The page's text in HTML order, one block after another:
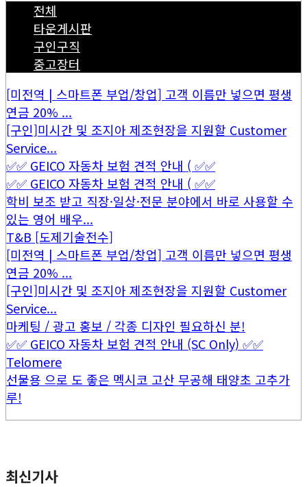
전체
타운게시판
구인구직
중고장터
[미전역 | 스마트폰 부업/창업] 고객 이름만 넣으면 평생
연금 20% ...
[구인]미시간 및 조지아 제조현장을 지원할 Customer
Service...
✅✅ GEICO 자동차 보험 견적 안내 ( ✅✅
✅✅ GEICO 자동차 보험 견적 안내 ( ✅✅
학비 보조 받고 직장·일상·전문 분야에서 바로 사용할 수
있는 영어 배우...
T&B [도제기술전수]
[미전역 | 스마트폰 부업/창업] 고객 이름만 넣으면 평생
연금 20% ...
[구인]미시간 및 조지아 제조현장을 지원할 Customer
Service...
마케팅 / 광고 홍보 / 각종 디자인 필요하신 분!
✅✅ GEICO 자동차 보험 견적 안내 (SC Only) ✅✅
Telomere
선물용 으로 도 좋은 멕시코 고산 무공해 태양초 고추가
루!
최신기사